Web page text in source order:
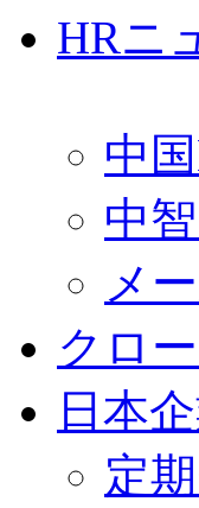
HRニ
中
中
メ
クロ
日本
定